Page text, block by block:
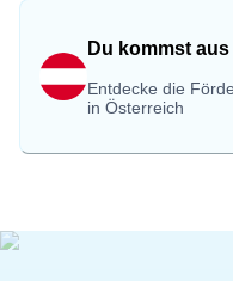
Du kommst
Entdecke die
in Österreich